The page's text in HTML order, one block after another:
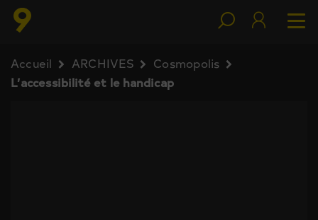
Accueil ARCHIVES
Cosmopolis
L’accessibilité et le handicap